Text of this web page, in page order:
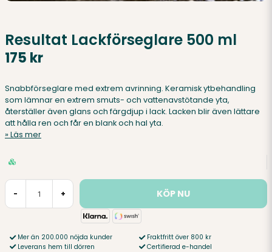
Resultat Lackförseglare 500 ml
175 kr
Snabbförseglare med extrem avrinning. Keramisk ytbehandling
som lämnar en extrem smuts- och vattenavstötande yta,
återställer även glans och färgdjup i lack. Lacken blir även lättare
att hålla ren och får en blank och hal yta.
Läs mer
- + KÖP NU
Mer än 200.000 nöjda kunder
Leverans hem till dörren
Fraktfritt över 800 kr
Certifierad e-handel